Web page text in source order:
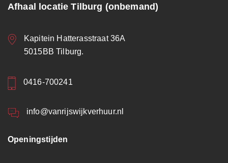
Afhaal locatie Tilburg (onbemand)
Kapitein Hatterasstraat 36A
5015BB Tilburg.
0416-700241
info@vanrijswijkverhuur.nl
Openingstijden